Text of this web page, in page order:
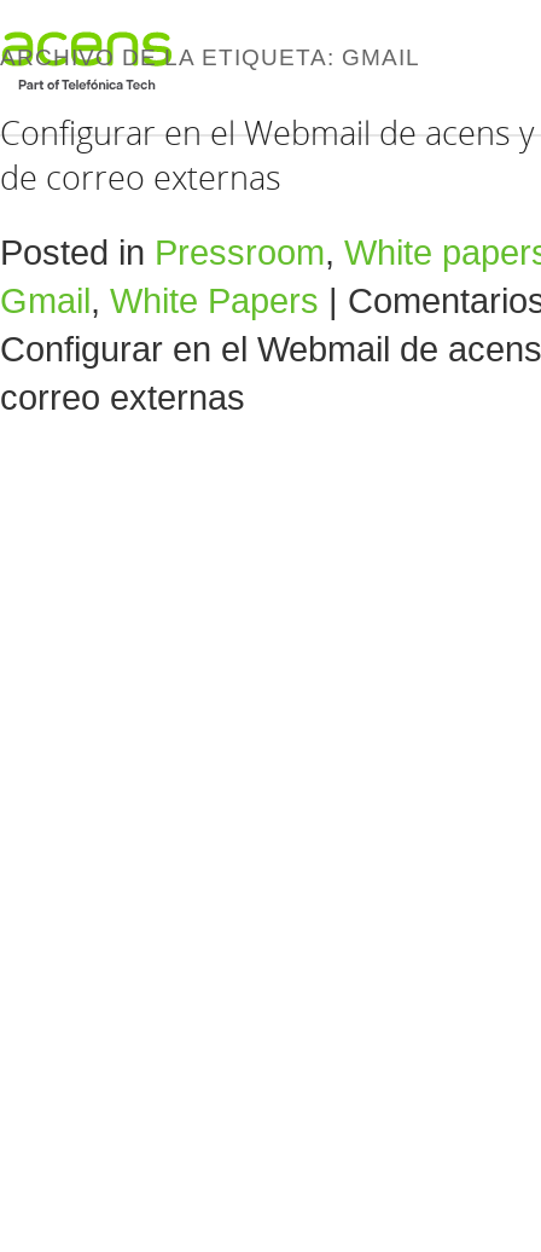
ARCHIVO DE LA ETIQUETA: GMAIL
Configurar en el Webmail de acens
de correo externas
Posted in Pressroom, White
Gmail , White Papers
Configurar en el Webmail de
correo externas